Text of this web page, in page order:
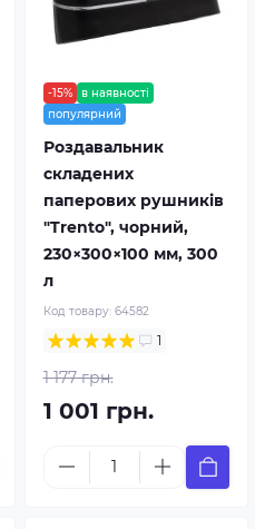
-15%
в наявності
популярний
Роздавальник
складених
паперових рушників
"Trento", чорний,
230×300×100 мм, 300
л
Код товару: 64582
1
1 177 грн.
1 001 грн.